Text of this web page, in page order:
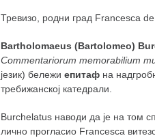
Тревизо, родни град Francesca
Bartholomaeus (Bartolomeo)
Commentariorum memorabilium
језик) бележи епитаф на
требижанској катедрали.
Burchelatus наводи да је на том
лично прогласио Francesca